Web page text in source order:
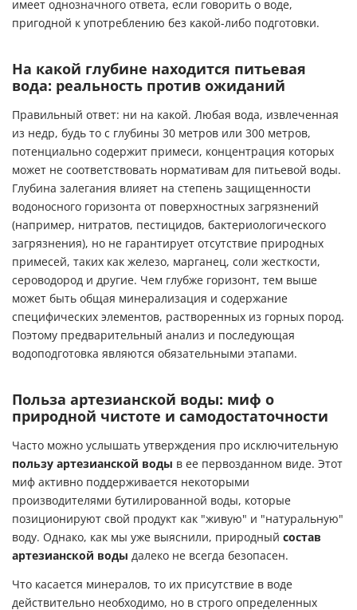
имеет однозначного ответа, если говорить о воде,
пригодной к употреблению без какой-либо подготовки.
На какой глубине находится питьевая
вода: реальность против ожиданий
Правильный ответ: ни на какой. Любая вода, извлеченная
из недр, будь то с глубины 30 метров или 300 метров,
потенциально содержит примеси, концентрация которых
может не соответствовать нормативам для питьевой воды.
Глубина залегания влияет на степень защищенности
водоносного горизонта от поверхностных загрязнений
(например, нитратов, пестицидов, бактериологического
загрязнения), но не гарантирует отсутствие природных
примесей, таких как железо, марганец, соли жесткости,
сероводород и другие. Чем глубже горизонт, тем выше
может быть общая минерализация и содержание
специфических элементов, растворенных из горных пород.
Поэтому предварительный анализ и последующая
водоподготовка являются обязательными этапами.
Польза артезианской воды: миф о
природной чистоте и самодостаточности
Часто можно услышать утверждения про исключительную
пользу артезианской воды в ее первозданном виде. Этот
миф активно поддерживается некоторыми
производителями бутилированной воды, которые
позиционируют свой продукт как "живую" и "натуральную"
воду. Однако, как мы уже выяснили, природный состав
артезианской воды далеко не всегда безопасен.
Что касается минералов, то их присутствие в воде
действительно необходимо, но в строго определенных